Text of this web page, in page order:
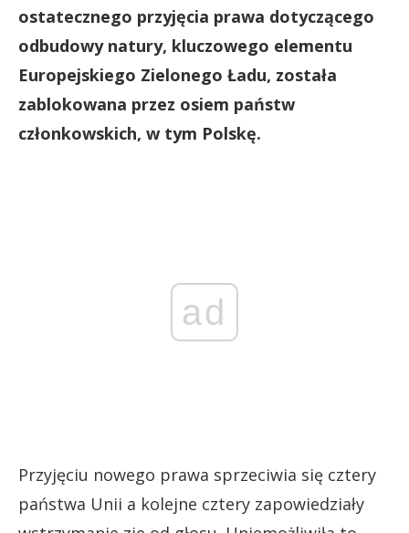
ostatecznego przyjęcia prawa dotyczącego
odbudowy natury, kluczowego elementu
Europejskiego Zielonego Ładu, została
zablokowana przez osiem państw
członkowskich, w tym Polskę.
ad
Przyjęciu nowego prawa sprzeciwia się cztery
państwa Unii a kolejne cztery zapowiedziały